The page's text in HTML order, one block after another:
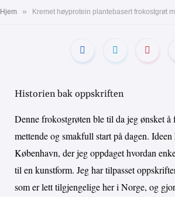
Hjem »
Historien bak oppskriften
Denne frokostgrøten ble til da jeg ønsket å
mettende og smakfull start på dagen.
København, der jeg oppdaget hvordan
til en kunstform. Jeg har tilpasset
som er lett tilgjengelige her i Norge, og